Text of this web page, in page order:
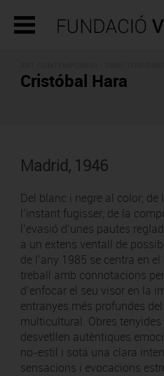
Cristóbal Hara
Madrid, 1946
Del blanc i negre al color; de
l’instant fugisser; de la
l’evasió d’unes pautes
a un extens ventall de
de l’any 1985 se centra en
treball amb connotacions
d’enfocar el seu visor en la
entranyes més profundes
multicultural. Obres
desvetllen autèntiques
no-estil i sota una clara
sensacions i evocacions